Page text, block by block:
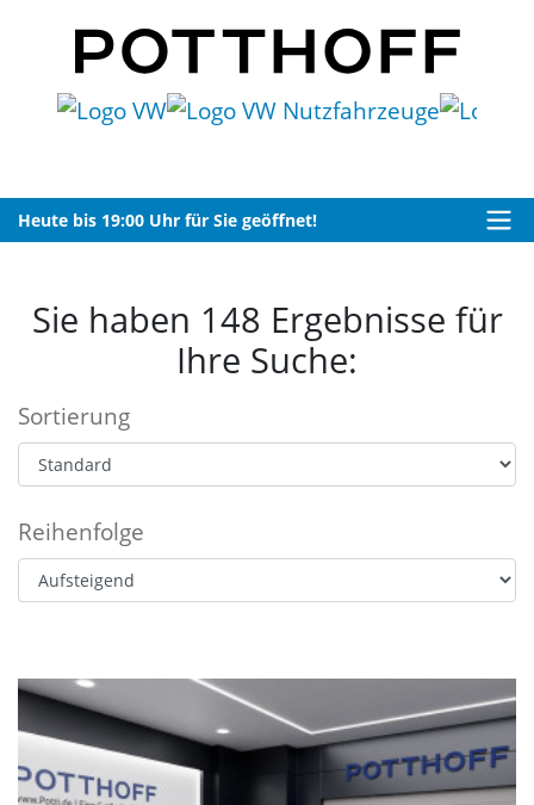
Heute bis 19:00 Uhr für Sie geöffnet!
Sie haben 148 Ergebnisse für
Ihre Suche:
Sortierung
Reihenfolge